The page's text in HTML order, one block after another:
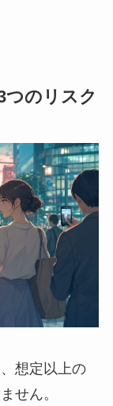
つのリスク
想定以上の
せん。